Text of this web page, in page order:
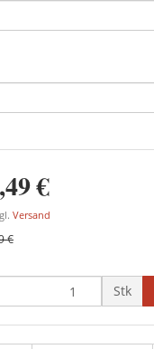
€
Versand
€
Stk